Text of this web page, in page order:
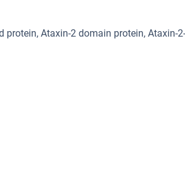
protein, Ataxin-2 domain protein, Ataxin-